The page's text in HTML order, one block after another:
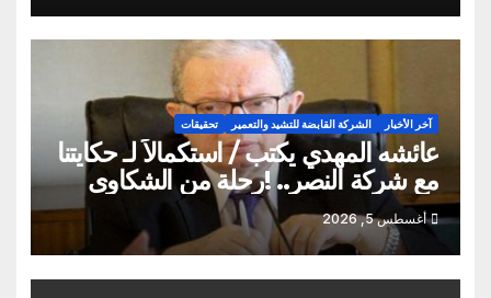
آخر الأخبار الشركة القابضة للتشيد والتعمير تحقيقات
عائشه المهدي يكتب / استكمالاً لـ حكايتنا
مع شركة النصر.. !رحلة من الشكاوى
ومزيد من التعنت المستمر.. و لجوء
للقابضة إلى صدمة الكواليس!
أغسطس 5, 2026